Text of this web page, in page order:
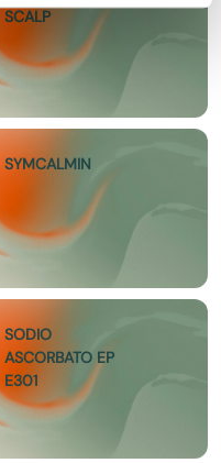
SCALP
SYMCALMIN
SODIO
ASCORBATO EP
E301